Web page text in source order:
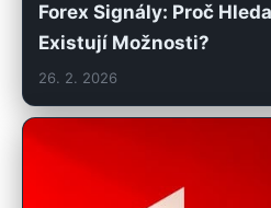
Forex Signály: Proč
Existují Možnosti?
26. 2. 2026